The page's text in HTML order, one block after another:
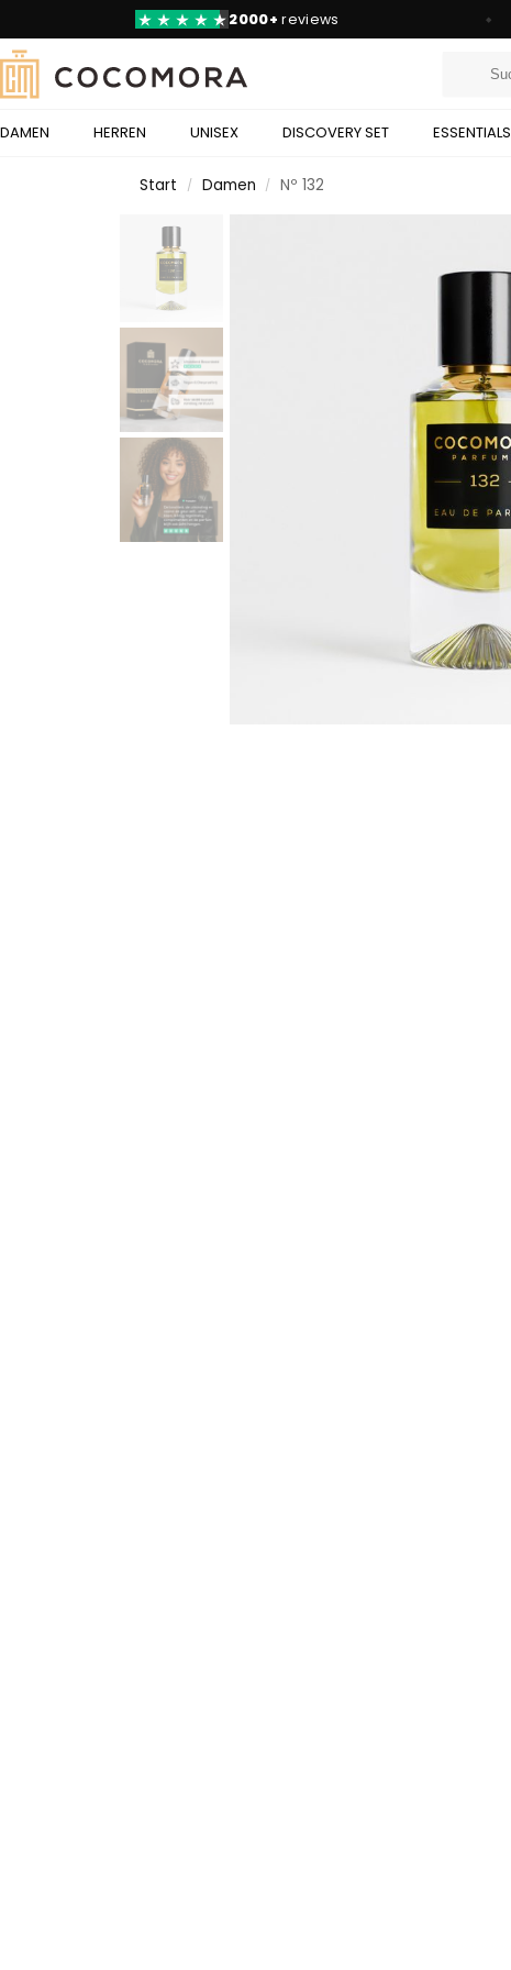
60.000+Zufriedene Kunden
DAMEN HERREN UNISEX DISCOVERY SET ESSENTIALS
Start / Damen / Nº 132